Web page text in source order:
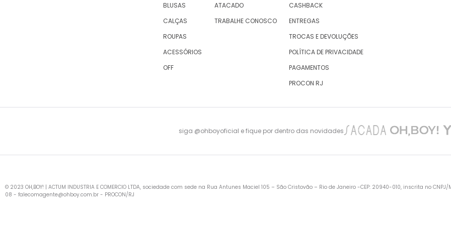
BLUSAS
CALÇAS
ROUPAS
ACESSÓRIOS
OFF
ATACADO
TRABALHE CONOSCO
CASHBACK
ENTREGAS
TROCAS E DEVOLUÇÕES
POLÍTICA DE PRIVACIDADE
PAGAMENTOS
PROCON RJ
siga @ohboyoficial e fique por dentro das novidades
© 2023 OH,BOY! | ACTUM INDUSTRIA E COMERCIO LTDA, sociedade com sede na Rua Antunes Maciel 105 – São Cristovão – Rio de Janeiro -CEP: 20940-010, inscrita no
08 - falecomagente@ohboy.com.br - PROCON/RJ